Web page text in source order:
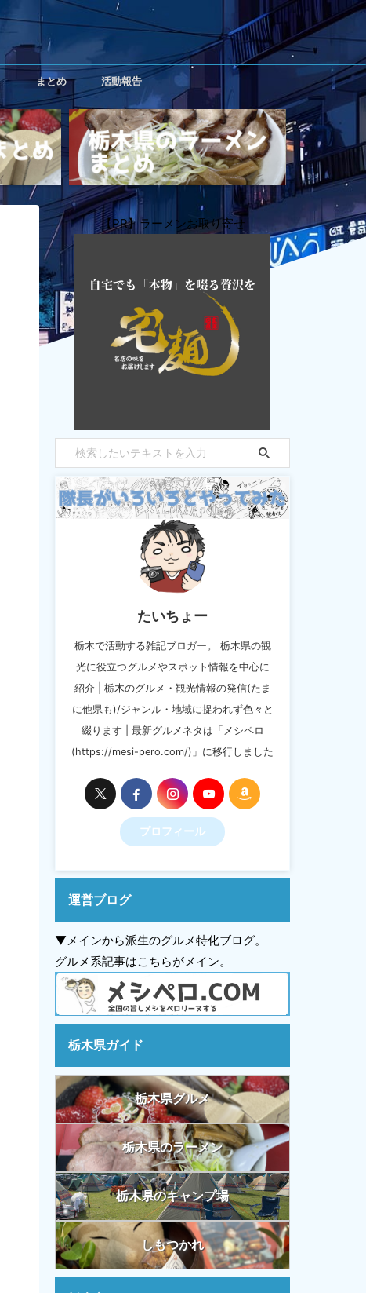
まとめ 活動報告
【PR】ラーメンお取り寄せ
たいちょー
栃木で活動する雑記ブロガー。 栃木県の観
光に役立つグルメやスポット情報を中心に
紹介 | 栃木のグルメ・観光情報の発信(たま
に他県も)/ジャンル・地域に捉われず色々と
綴ります | 最新グルメネタは「メシペロ
(https://mesi-pero.com/)」に移行しました
プロフィール
運営ブログ
▼メインから派生のグルメ特化ブログ。
グルメ系記事はこちらがメイン。
栃木県ガイド
栃木県グルメ
栃木県のラーメン
栃木県のキャンプ場
しもつかれ